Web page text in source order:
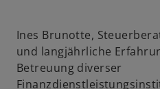
Ines Brunotte,
und langjährliche
Betreuung diverser